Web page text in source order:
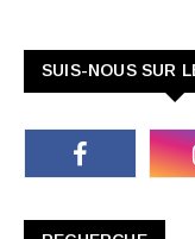
SUIS-NOUS SUR